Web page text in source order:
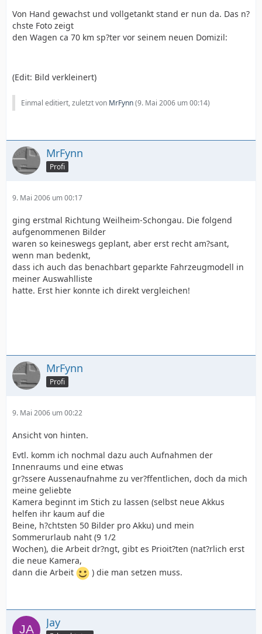
Von Hand gewachst und vollgetankt stand er nun da. Das n?
chste Foto zeigt
den Wagen ca 70 km sp?ter vor seinem neuen Domizil:
(Edit: Bild verkleinert)
Einmal editiert, zuletzt von MrFynn(9. Mai 2006 um 00:14)
MrFynn
Profi
9. Mai 2006 um 00:17
ging erstmal Richtung Weilheim-Schongau. Die folgend
aufgenommenen Bilder
waren so keineswegs geplant, aber erst recht am?sant,
wenn man bedenkt,
dass ich auch das benachbart geparkte Fahrzeugmodell in
meiner Auswahlliste
hatte. Erst hier konnte ich direkt vergleichen!
MrFynn
Profi
9. Mai 2006 um 00:22
Ansicht von hinten.
Evtl. komm ich nochmal dazu auch Aufnahmen der
Innenraums und eine etwas
gr?ssere Aussenaufnahme zu ver?ffentlichen, doch da mich
meine geliebte
Kamera beginnt im Stich zu lassen (selbst neue Akkus
helfen ihr kaum auf die
Beine, h?chtsten 50 Bilder pro Akku) und mein
Sommerurlaub naht (9 1/2
Wochen), die Arbeit dr?ngt, gibt es Prioit?ten (nat?rlich erst
die neue Kamera,
dann die Arbeit
) die man setzen muss.
Jay